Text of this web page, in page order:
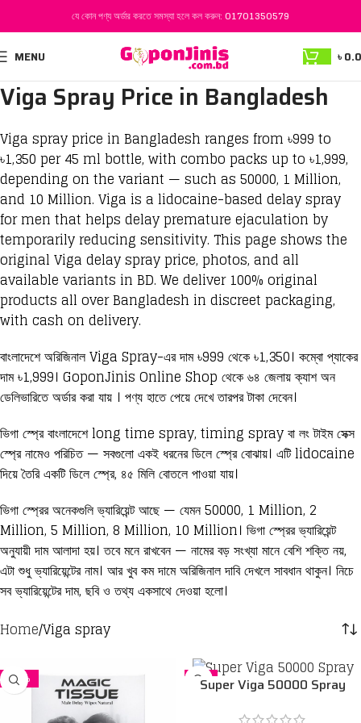
যে কোন পণ্য অর্ডার করতে সমস্যা হলে কল করুন:01701350579
MENU ৳
Viga Spray Price in Bangladesh
Viga spray price in Bangladesh ranges from ৳999 to
৳1,350 per 45 ml bottle, with combo packs up to ৳1,999,
depending on the variant — such as 50000, 1 Million,
and 10 Million. Viga is a lidocaine-based delay spray
for men that helps delay premature ejaculation by
temporarily reducing sensitivity. This page shows the
original Viga delay spray price, photos, and all
available variants in BD. We deliver 100% original
products all over Bangladesh in discreet packaging,
with cash on delivery.
বাংলাদেশে অরিজিনাল Viga Spray-এর দাম ৳999 থেকে ৳1,350। কম্বো প্যাকের
দাম ৳1,999। GoponJinis Online Shop থেকে ৬৪ জেলায় ক্যাশ অন
ডেলিভারিতে অর্ডার করা যায় । পণ্য হাতে পেয়ে দেখে তারপর টাকা দেবেন।
ভিগা স্প্রে বাংলাদেশে long time spray, timing spray বা লং টাইম সেক্স
স্প্রে নামেও পরিচিত — সবগুলো একই ধরনের ডিলে স্প্রে বোঝায়। এটি lidocaine
দিয়ে তৈরি একটি ডিলে স্প্রে, ৪৫ মিলি বোতলে পাওয়া যায়।
ভিগা স্প্রের অনেকগুলি ভ্যারিয়েন্ট আছে — যেমন 50000, 1 Million, 2
Million, 5 Million, 8 Million, 10 Million। ভিগা স্প্রের ভ্যারিয়েন্ট
অনুযায়ী দাম আলাদা হয়। তবে মনে রাখবেন — নামের বড় সংখ্যা মানে বেশি শক্তি নয়,
এটা শুধু ভ্যারিয়েন্টের নাম। আর খুব কম দামে অরিজিনাল দাবি দেখলে সাবধান থাকুন। নিচে
সব ভ্যারিয়েন্টের দাম, ছবি ও তথ্য একসাথে দেওয়া হলো।
Home Viga spray
-24% -5%Super Viga 50000 Spray